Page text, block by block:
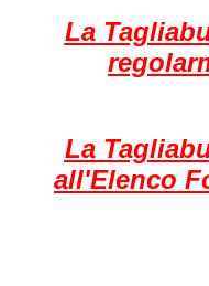
La
La
all'Elenco